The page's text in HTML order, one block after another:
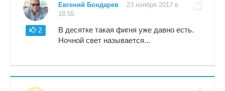
2
Евгений Бондарев
23 ноября 2017 в
18:55
В десятке такая фигня уже давно есть.
Ночной свет называется...